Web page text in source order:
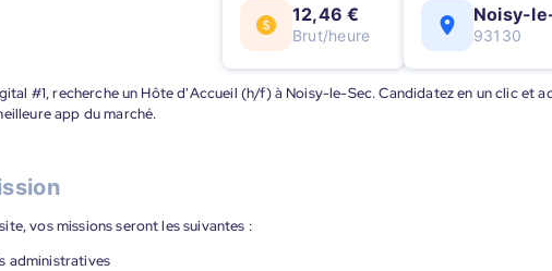
12,46 €
Brut/heure
Noisy-
93130
#1, recherche un Hôte d'Accueil (h/f) à Noisy-le-Sec. Candidatez en un clic et
app du marché.
vos missions seront les suivantes :
administratives